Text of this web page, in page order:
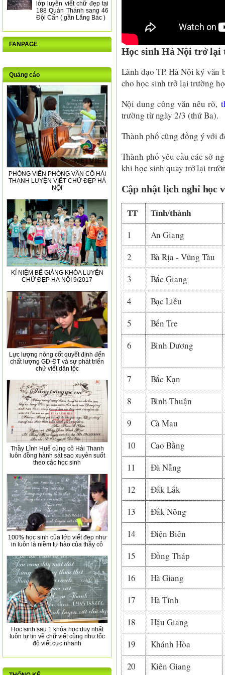
lớp luyện viết chữ đẹp tại
188 Quán Thánh sang 46
Đội Cấn ( gần Lăng Bác )
FANPAGE
Quảng cáo
PHÓNG VIÊN PHỎNG VẤN CÔ HẢI
THANH LUYỆN VIẾT CHỮ ĐẸP HÀ
NỘI
KỈ NIỆM BẾ GIẢNG KHÓA LUYỆN
CHỮ ĐẸP HÀ NỘI 9/2017
Lực lượng nòng cốt quyết định đến
chất lượng GD-ĐT và sự phát triển
chữ viết dân tộc
Thầy Lĩnh Huế cùng cô Hải Thanh
luôn đồng hành sát sao xuyên suốt
theo các học sinh
100% học sinh của lớp viết đẹp như
in luôn là niềm tự hào của thầy cô
Học sinh sau 1 khóa học duy nhất
luôn tự tin về chữ viết cũng như tốc
độ viết cực nhanh
Học sinh Hà Nội trở lại
Lãnh đạo TP. Hà Nội ký
cho học sinh trở lại trường
Nội dung công văn nêu rõ,
trường từ ngày 2/3 (thứ Ba).
Thành phố cũng đồng ý với
Thành phố yêu cầu các sở
khi học sinh quay trở lại
Cập nhật lịch nghỉ học
TT Tỉnh/thành
1
An Giang
2
Bà Rịa - Vũng Tàu
3
Bắc Giang
4
Bạc Liêu
5
Bến Tre
6
Bình Dương
7
Bắc Kạn
8
Bình Thuận
9
Cà Mau
10
Cao Bằng
11
Đà Nẵng
12
Đắk Lắk
13
Đắk Nông
14
Điện Biên
15
Đồng Tháp
16
Hà Giang
17
Hà Tĩnh
18
Hậu Giang
19
Khánh Hòa
20
Kiên Giang